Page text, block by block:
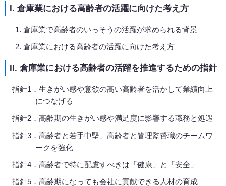
I. 倉庫業における高齢者の活躍に向けた考え方
倉庫業で高齢者のいっそうの活躍が求められる背景
倉庫業における高齢者の活躍に向けた考え方
II. 倉庫業における高齢者の活躍を推進するための指針
指針1．生きがい感や意欲の高い高齢者を活かして業績向上
につなげる
指針2．高齢期の生きがい感や満足度に影響する職務と処遇
指針3．高齢者と若手中堅、高齢者と管理監督職のチームワ
ークを強化
指針4．高齢者で特に配慮すべきは「健康」と「安全」
指針5．高齢期になっても会社に貢献できる人材の育成